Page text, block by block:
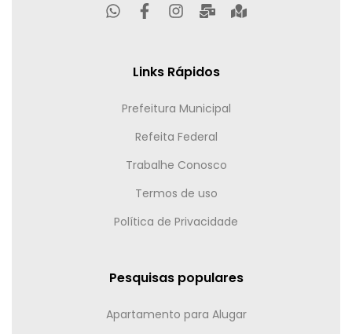
Links Rápidos
Prefeitura Municipal
Refeita Federal
Trabalhe Conosco
Termos de uso
Política de Privacidade
Pesquisas populares
Apartamento para Alugar